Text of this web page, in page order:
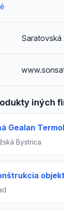
Saratovská
iných
Gealan
Bystrica